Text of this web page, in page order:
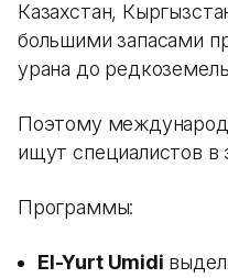
Казахстан,
большими запасами
урана до
Поэтому
ищут специалистов в
Программы:
El-Yurt Umidi